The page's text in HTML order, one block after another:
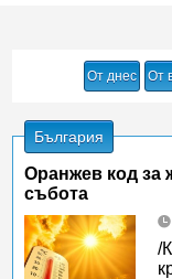
От днес От
България
Оранжев код за
събота
/